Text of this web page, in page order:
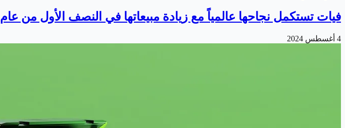
فيات تستكمل نجاحها عالمياً مع زيادة مبيعاتها في النصف الأول من عام 2024
4 أغسطس 2024